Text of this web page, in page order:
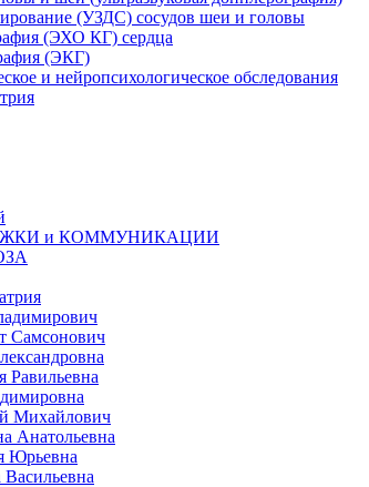
(УЗДС) сосудов шеи и головы
(ЭХО КГ) сердца
(ЭКГ)
и нейропсихологическое обследования
и КОММУНИКАЦИИ
Самсонович
Равильевна
Михайлович
Анатольевна
Юрьевна